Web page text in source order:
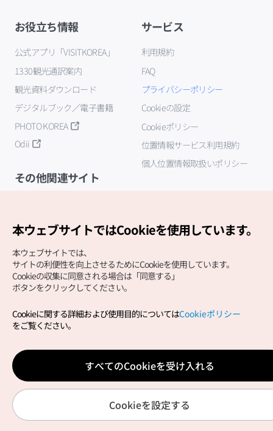
お役立ち情報
公式アプリ「VISITKOREA」
1330観光通訳案内
観光資料ダウンロード
デジタルブック／電子書籍
PHOTO KOREA
Odii
サービス
利用規約
FAQ
プライバシーポリシー
Cookieの設定
Cookieポリシー
位置情報サービス利用規約
個人位置情報取扱いポリシー
その他関連サイト
Copyright (c) Korea Tourism Organization All Rights
サイトエラー報告公式メール
japanese@knto.or.kr
本ウェブサイトではCookieを使用しています。
本ウェブサイトでは、
サイトの利便性を向上させるためにCookieを使用しています。
Cookieの収集に同意される場合は「同意する」
ボタンをクリックしてください。
Cookieに関する詳細および使用目的についてはCookieポリシー
をご覧ください。
すべてのCookieを受け入れる
Cookieを設定する